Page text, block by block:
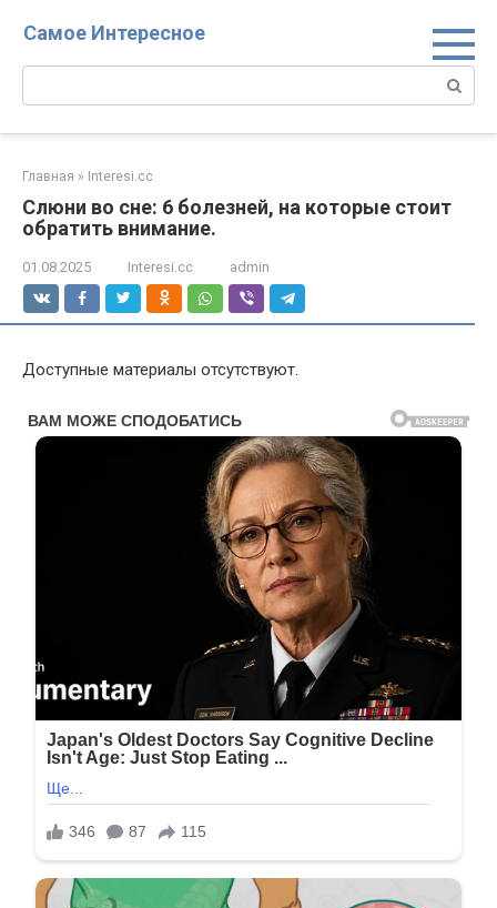
Самое Интересное
Поиск:
Главная » Interesi.cc
Слюни во сне: 6 болезней, на которые стоит
обратить внимание.
01.08.2025 Interesi.cc admin
Доступные материалы отсутствуют.